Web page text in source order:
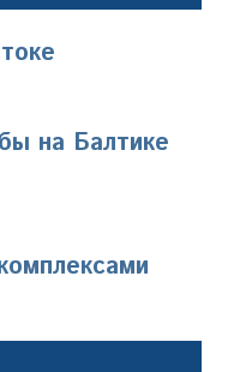
на Балтике